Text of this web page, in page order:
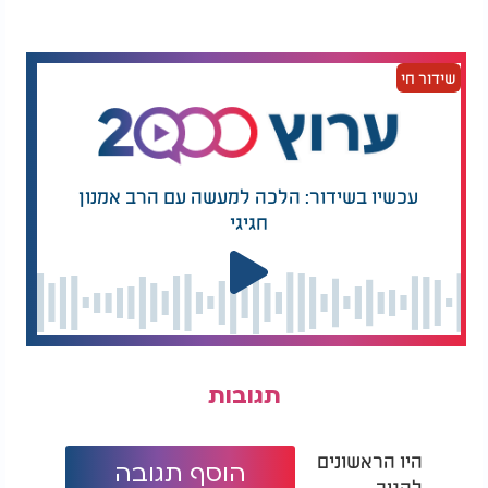
ולהפריש, ורק אז לאכול.
בָּרוּךְ אַתָּה יְיָ אֱלֹהֵינוּ מֶלֶךְ הָעוֹלָם, אֲשֶׁר קִדְּשָׁנוּ בְּמִצְוֹתָיו
וְצִוָּנוּ לְהַפְרִישׁ חַלָּה תְּרוּמָה
לאחר הברכה, לוקחים חתיכה קטנה מן העיסה, מרימים
"הֲרֵי זוֹ חַלָּה."
להזמנת חוג בית / הפרשת חלה לחצו כאן>
שידור חי
עכשיו בשידור: הלכה למעשה עם הרב אמנון
חגיגי
תגובות
היו הראשונים
הוסף תגובה